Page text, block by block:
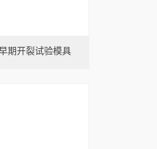
期开裂试验模具